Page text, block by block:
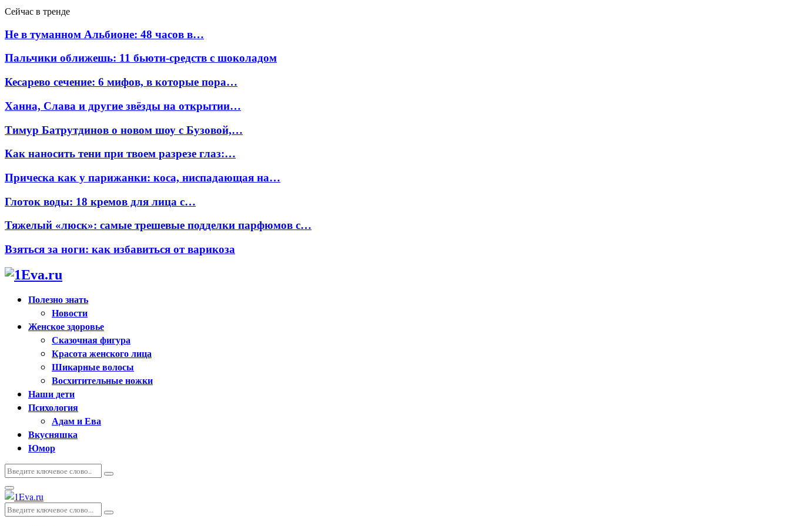
Сейчас в тренде
Не в туманном Альбионе: 48 часов в…
Пальчики оближешь: 11 бьюти-средств с шоколадом
Кесарево сечение: 6 мифов, в которые пора…
Ханна, Слава и другие звёзды на открытии…
Тимур Батрутдинов о новом шоу с Бузовой,…
Как наносить тени при твоем разрезе глаз:…
Прическа как у парижанки: коса, ниспадающая на…
Глоток воды: 18 кремов для лица с…
Тяжелый «люск»: самые трешевые подделки парфюмов с…
Взяться за ноги: как избавиться от варикоза
Полезно знать
Новости
Женское здоровье
Сказочная фигура
Красота женского лица
Шикарные волосы
Восхитительные ножки
Наши дети
Психология
Адам и Ева
Вкусняшка
Юмор
Искать:
Поиск
Основное
меню
Искать:
Поиск